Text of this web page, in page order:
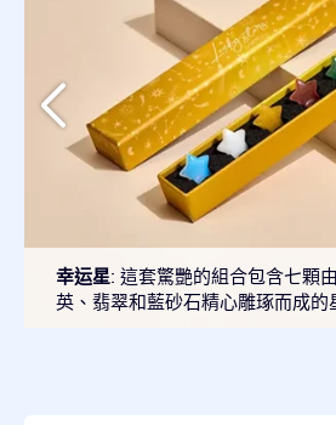
幸运星: 這套驚艷的組合包含七顆
英、翡翠和藍砂石精心雕琢而成的